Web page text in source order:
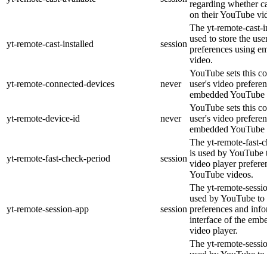
regarding whether
on their YouTube
yt-remote-cast-installed session
The yt-remote-cast-
used to store the
preferences using
video.
yt-remote-connected-devices never
YouTube sets this
user's video
embedded
yt-remote-device-id never
YouTube sets this
user's video
embedded
yt-remote-fast-check-period session
The yt-remote-fast-
is used by YouTube
video player
YouTube videos.
yt-remote-session-app session
The yt-remote-
used by YouTube to
preferences and
interface of the
video player.
The yt-remote-